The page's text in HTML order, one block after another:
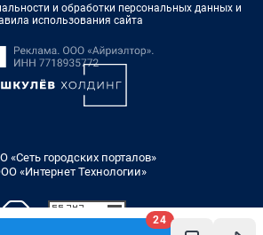
24
и обработки персональных данных и
использования сайта
«Сеть городских порталов»
«Интернет Технологии»